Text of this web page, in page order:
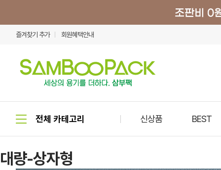
즐겨찾기 추가 회원혜택안내
신상품 BEST
대량-상자형